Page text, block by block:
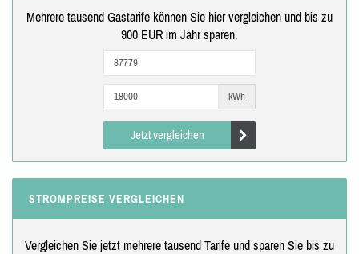
Mehrere tausend Gastarife können Sie hier vergleichen und bis zu
900 EUR im Jahr sparen.
kWh
Jetzt vergleichen
STROMPREISE VERGLEICHEN
Vergleichen Sie jetzt mehrere tausend Tarife und sparen Sie bis zu